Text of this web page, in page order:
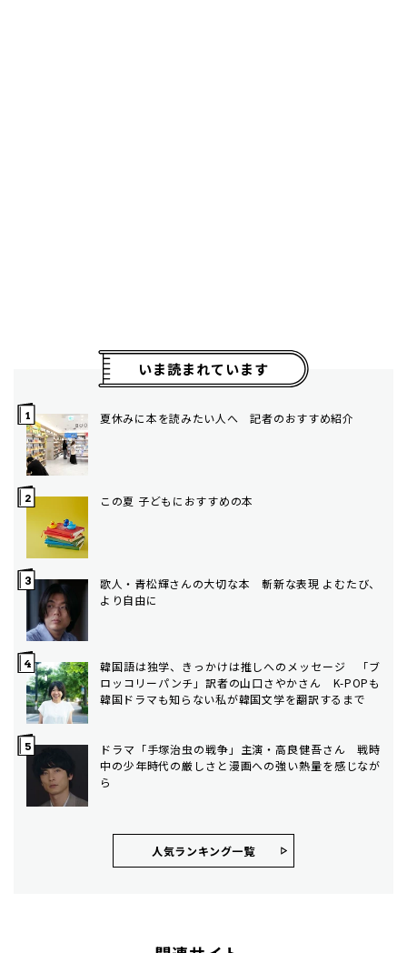
いま読まれています
夏休みに本を読みたい人へ 記者のおすすめ紹介
この夏 子どもにおすすめの本
歌人・青松輝さんの大切な本 斬新な表現 よむたび、
より自由に
韓国語は独学、きっかけは推しへのメッセージ 「ブ
ロッコリーパンチ」訳者の山口さやかさん K-POPも
韓国ドラマも知らない私が韓国文学を翻訳するまで
ドラマ「手塚治虫の戦争」主演・高良健吾さん 戦時
中の少年時代の厳しさと漫画への強い熱量を感じなが
ら
人気ランキング⼀覧